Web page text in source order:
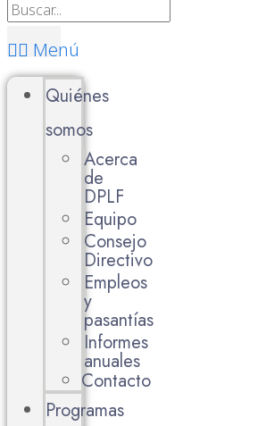
Menú
Quiénes
somos
Acerca
de
DPLF
Equipo
Consejo
Directivo
Empleos
y
pasantías
Informes
anuales
Contacto
Programas